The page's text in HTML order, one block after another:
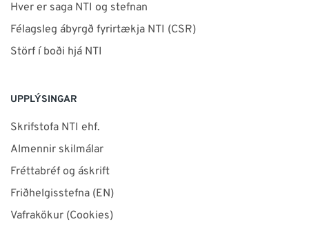
Hver er saga NTI og stefnan
Félagsleg ábyrgð fyrirtækja NTI (CSR)
Störf í boði hjá NTI
UPPLÝSINGAR
Skrifstofa NTI ehf.
Almennir skilmálar
Fréttabréf og áskrift
Friðhelgisstefna (EN)
Vafrakökur (Cookies)